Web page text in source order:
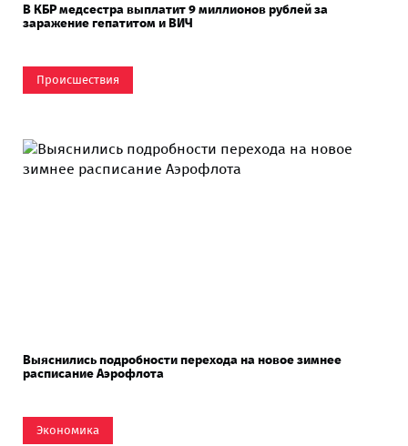
В КБР медсестра выплатит 9 миллионов рублей за
заражение гепатитом и ВИЧ
Происшествия
Выяснились подробности перехода на новое зимнее
расписание Аэрофлота
Экономика